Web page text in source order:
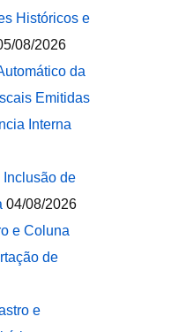
Históricos e
08/2026
da
Emitidas
Interna
Inclusão de
04/08/2026
e Coluna
de
e